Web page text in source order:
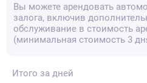
Вы можете арендовать
залога, включив
обслуживание в стоимость
(минимальная стоимость 3
Итого за дней